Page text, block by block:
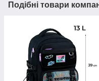
Подібні товари